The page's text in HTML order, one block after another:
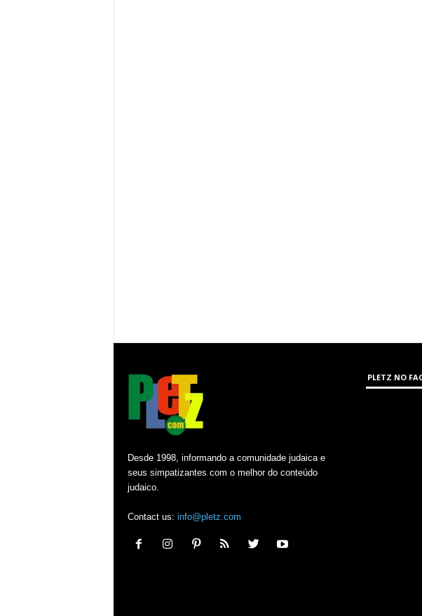
Desde 1998, informando a comunidade judaica e
seus simpatizantes com o melhor do conteúdo
judaico.
Contact us: info@pletz.com
PLETZ NO